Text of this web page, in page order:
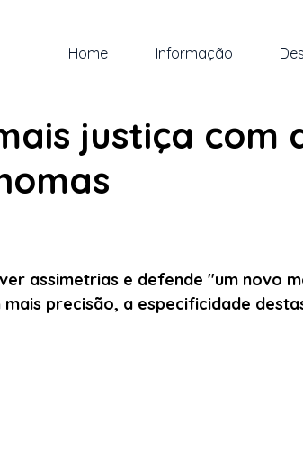
Home Informação
justiça com
assimetrias e defende "um novo
precisão, a especificidade